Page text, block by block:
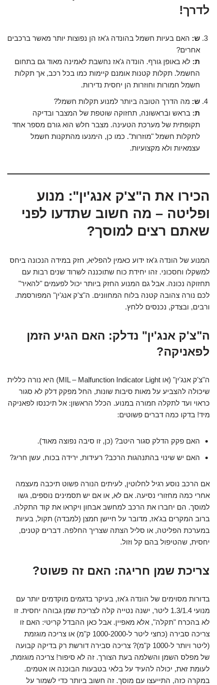
לדרך!
ש: האם בעיות חשמל בהונדה ג'אז הן נפוצות יותר מאשר ברכבים
אחרים?
ת: לא באופן גורף. הונדה ג'אז נחשבת לאמינה מאוד גם בתחום
החשמל. תקלות קטנות אומנם קיימות כמו בכל רכב, אך תקלות
חשמל חמורות וחוזרות הן יחסית נדירות.
ש: מה הדרך הטובה ביותר למנוע תקלות חשמל?
ת: בראש ובראשונה, תחזוקה שוטפת של המצבר ובדיקה
תקופתית של מערכת הטעינה. מצבר חלש הוא גורם מספר אחד
לתקלות חשמל "מוזרות". כמו כן, הימנעו מהתקנות חשמל
עצמאיות ולא מקצועיות.
הכירו את ה"צ'ק אנג'ין": מנוע
ופליטה – מה חשוב שתדעו לפני
שאתם רצים למוסך?
המנוע של הונדה ג'אז ידוע כאמין להפליא, חזק במידה הנכונה ביחס
למשקלו וחסכוני. זהו יחידת כוח שתוכננה לשרוד שנים רבות עם
תחזוקה נכונה. אבל גם המנוע החזק ביותר יכול לפעמים "להאיר"
לכם נורה צהובה קטנה בלוח המחוונים. ה"צ'ק אנג'ין" המפורסמת.
ורבים, ובצדק, נכנסים ללחץ.
ה"צ'ק אנג'ין" נדלק: האם הגיע הזמן
לפאניקה?
ה"צ'ק אנג'ין" (או MIL – Malfunction Indicator Light) היא נורה כללית
שיכולה להצביע על מאות סיבות שונות, החל מפקק דלק לא סגור
כראוי ועד לתקלה חמורה במנוע. הכלל הראשון: אל תיכנסו לפאניקה
מיד! בדקו כמה דברים פשוטים:
האם פקק הדלק סגור היטב? (כן, זו סיבה נפוצה מאוד).
האם יש שינוי בהתנהגות הרכב? רעידות, ירידה בכוח, עשן חריג?
אם הרכב נוסע רגיל לחלוטין, לעיתים הנורה פשוט תיכבה מעצמה
אחרי כמה מחזורי נסיעה. אם לא, או אם יש תסמינים נוספים, גשו
למוסך. הם יחברו את הרכב למחשב אבחון ויקראו את קוד התקלה.
ברוב המקרים בג'אז, מדובר על חיישן חמצן (למבדה) תקול, בעיות
במערכת הפליטה, או סליל הצתה שצריך החלפה. דברים קטנים,
יחסית, שהטיפול בהם קל וזול.
צריכת שמן חריגה: האם זה פשוט?
בדורות מסוימים של הונדה ג'אז, בעיקר בדגמים מוקדמים יותר עם
מנועי 1.3/1.4 ליטר, ישנה נטייה קלה לצריכת שמן גבוהה יחסית. זו
לא בהכרח "תקלה", אלא מאפיין. אבל כאן ההבדל קריטי: האם זו
צריכה סבירה (כחצי ליטר ל-1000-2000 ק"מ) או צריכה מוגזמת
(ליטר ויותר ל-1000 ק"מ)? צריכה סבירה דורשת רק בדיקה קבועה
של מפלס השמן והשלמה בעת הצורך. זה לא סיפור! צריכה מוגזמת,
לעומת זאת, יכולה להעיד על בלאי בטבעות הבוכנה או אטמים.
במקרה כזה, התייעצו עם מוסך. זה חשוב ביותר כדי לשמור על